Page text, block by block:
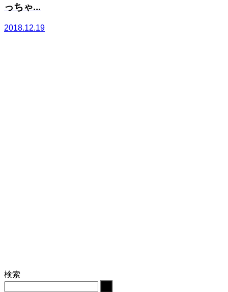
っちゃ...
2018.12.19
検索